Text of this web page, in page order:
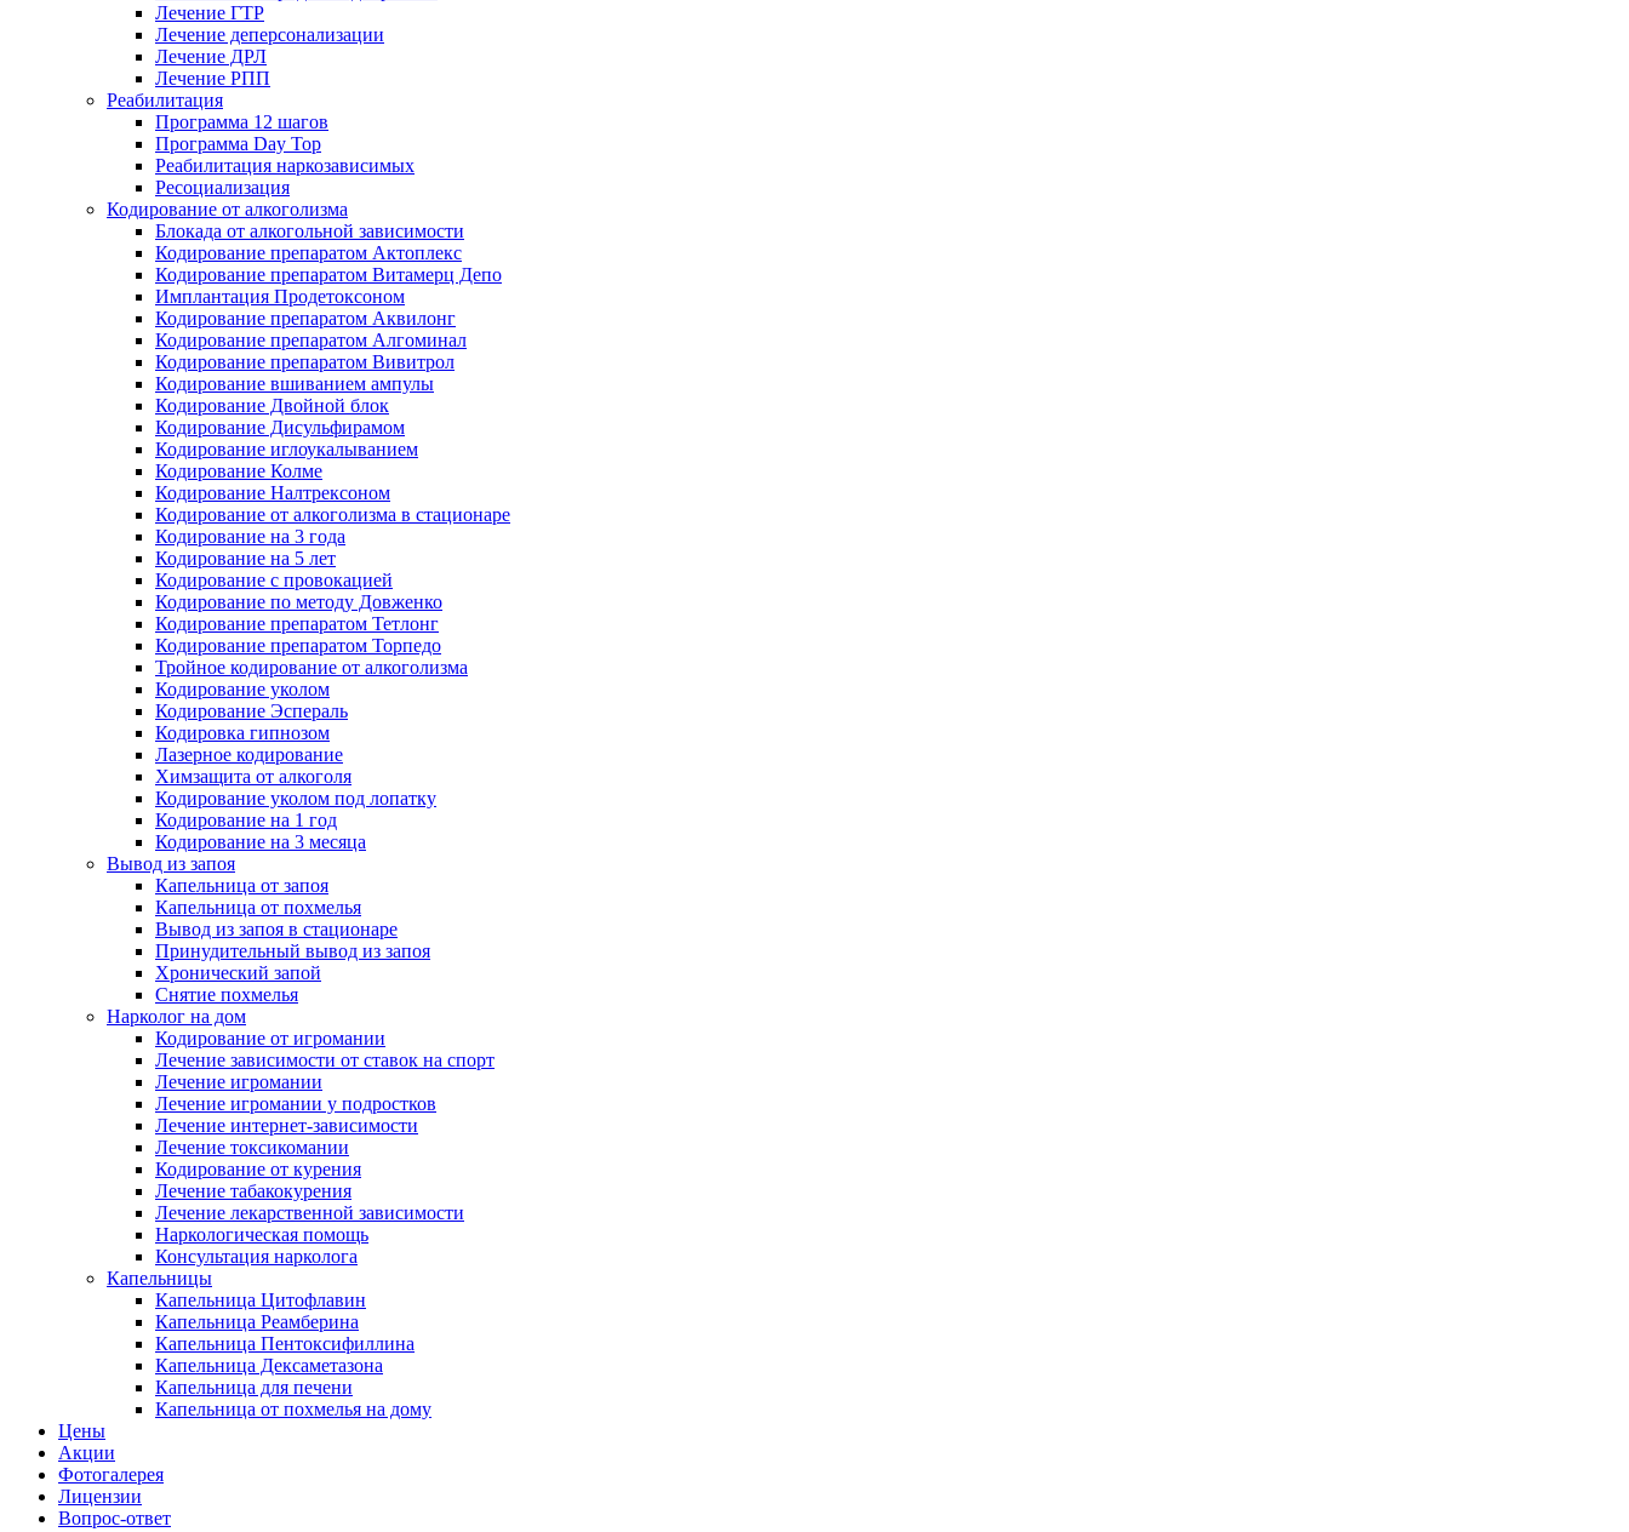
Лечение ГТР
Лечение деперсонализации
Лечение ДРЛ
Лечение РПП
Реабилитация
Программа 12 шагов
Программа Day Top
Реабилитация наркозависимых
Ресоциализация
Кодирование от алкоголизма
Блокада от алкогольной зависимости
Кодирование препаратом Актоплекс
Кодирование препаратом Витамерц Депо
Имплантация Продетоксоном
Кодирование препаратом Аквилонг
Кодирование препаратом Алгоминал
Кодирование препаратом Вивитрол
Кодирование вшиванием ампулы
Кодирование Двойной блок
Кодирование Дисульфирамом
Кодирование иглоукалыванием
Кодирование Колме
Кодирование Налтрексоном
Кодирование от алкоголизма в стационаре
Кодирование на 3 года
Кодирование на 5 лет
Кодирование с провокацией
Кодирование по методу Довженко
Кодирование препаратом Тетлонг
Кодирование препаратом Торпедо
Тройное кодирование от алкоголизма
Кодирование уколом
Кодирование Эспераль
Кодировка гипнозом
Лазерное кодирование
Химзащита от алкоголя
Кодирование уколом под лопатку
Кодирование на 1 год
Кодирование на 3 месяца
Вывод из запоя
Капельница от запоя
Капельница от похмелья
Вывод из запоя в стационаре
Принудительный вывод из запоя
Хронический запой
Снятие похмелья
Нарколог на дом
Кодирование от игромании
Лечение зависимости от ставок на спорт
Лечение игромании
Лечение игромании у подростков
Лечение интернет-зависимости
Лечение токсикомании
Кодирование от курения
Лечение табакокурения
Лечение лекарственной зависимости
Наркологическая помощь
Консультация нарколога
Капельницы
Капельница Цитофлавин
Капельница Реамберина
Капельница Пентоксифиллина
Капельница Дексаметазона
Капельница для печени
Капельница от похмелья на дому
Цены
Акции
Фотогалерея
Лицензии
Вопрос-ответ